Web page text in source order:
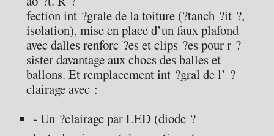
fection int ?grale de la toiture (?tanch ?it ?,
isolation), mise en place d’un faux plafond
avec dalles renforc ?es et clips ?es pour r ?
sister davantage aux chocs des balles et
ballons. Et remplacement int ?gral de l’ ?
clairage avec :
- Un ?clairage par LED (diode ?